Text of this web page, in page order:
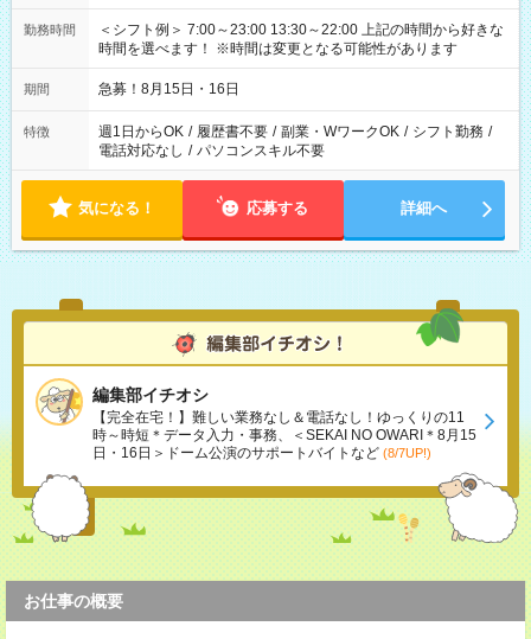
勤務時間
＜シフト例＞ 7:00～23:00 13:30～22:00 上記の時間から好きな
時間を選べます！ ※時間は変更となる可能性があります
期間 急募！8月15日・16日
特徴 週1日からOK / 履歴書不要 / 副業・WワークOK / シフト勤務 /
電話対応なし / パソコンスキル不要
気になる！ 応募する 詳細へ
編集部イチオシ
【完全在宅！】難しい業務なし＆電話なし！ゆっくりの11
時～時短＊データ入力・事務、＜SEKAI NO OWARI＊8月15
日・16日＞ドーム公演のサポートバイトなど (8/7UP!)
お仕事の概要